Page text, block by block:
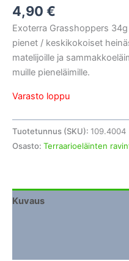
4,90 €
Exoterra Grasshoppers
pienet / keskikokoiset
matelijoille ja
muille pieneläimille.
Varasto loppu
Tuotetunnus (SKU): 109.4004
Osasto: Terraarioeläinten
Kuvaus